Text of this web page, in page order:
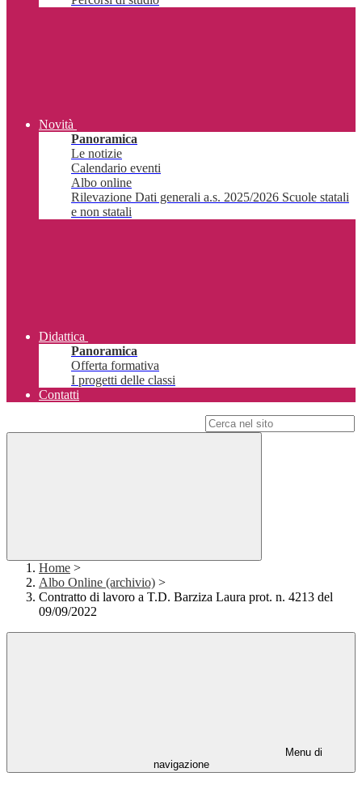
Novità
Panoramica
Le notizie
Calendario eventi
Albo online
Rilevazione Dati generali a.s. 2025/2026 Scuole statali
e non statali
Didattica
Panoramica
Offerta formativa
I progetti delle classi
Contatti
Home >
Albo Online (archivio) >
Contratto di lavoro a T.D. Barziza Laura prot. n. 4213 del
09/09/2022
Menu di
navigazione